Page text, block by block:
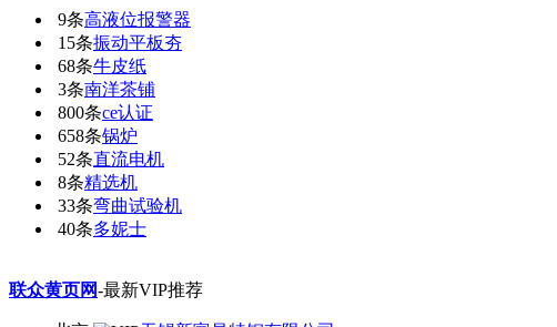
9条高液位报警器
15条振动平板夯
68条牛皮纸
3条南洋茶铺
800条ce认证
658条锅炉
52条直流电机
8条精选机
33条弯曲试验机
40条多妮士
联众黄页网-最新VIP推荐